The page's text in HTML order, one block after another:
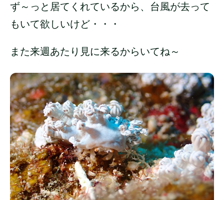
ず～っと居てくれているから、台風が去って
もいて欲しいけど・・・
また来週あたり見に来るからいてね～